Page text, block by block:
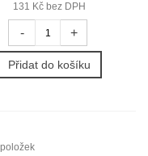
131 Kč bez DPH
- +
Přidat do košíku